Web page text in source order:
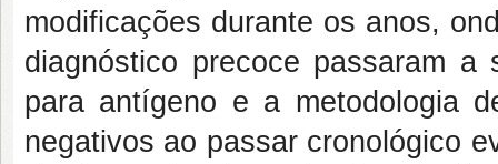
modificações durante os anos,
diagnóstico precoce passaram
para antígeno e a metodologia
negativos ao passar cronológico